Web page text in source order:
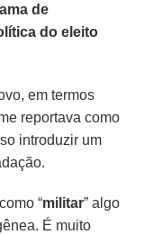
de
do eleito
em termos
reportava como
introduzir um
“militar” algo
É muito